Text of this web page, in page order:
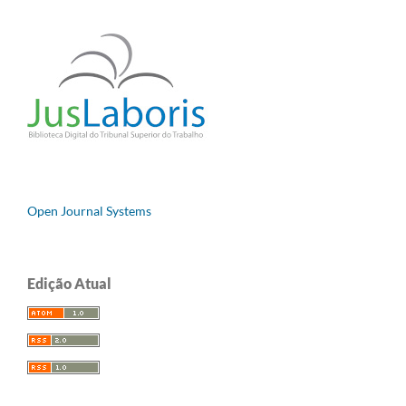
Open Journal Systems
Edição Atual